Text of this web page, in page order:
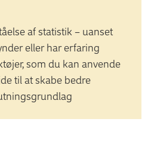
af statistik – uanset
eller har erfaring
som du kan anvende
til at skabe bedre